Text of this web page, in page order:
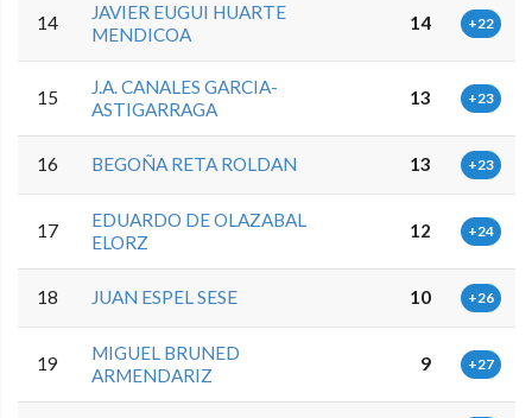
14
JAVIER EUGUI HUARTE
MENDICOA
14 +22
15
J.A. CANALES GARCIA-
ASTIGARRAGA
13 +23
16 BEGOÑA RETA ROLDAN 13 +23
17
EDUARDO DE OLAZABAL
ELORZ
12 +24
18 JUAN ESPEL SESE 10 +26
19
MIGUEL BRUNED
ARMENDARIZ
9 +27